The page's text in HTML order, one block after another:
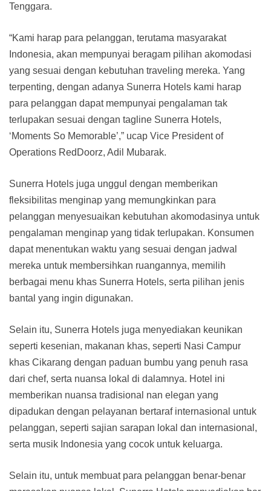
Tenggara.
“Kami harap para pelanggan, terutama masyarakat
Indonesia, akan mempunyai beragam pilihan akomodasi
yang sesuai dengan kebutuhan traveling mereka. Yang
terpenting, dengan adanya Sunerra Hotels kami harap
para pelanggan dapat mempunyai pengalaman tak
terlupakan sesuai dengan tagline Sunerra Hotels,
‘Moments So Memorable’,” ucap Vice President of
Operations RedDoorz, Adil Mubarak.
Sunerra Hotels juga unggul dengan memberikan
fleksibilitas menginap yang memungkinkan para
pelanggan menyesuaikan kebutuhan akomodasinya untuk
pengalaman menginap yang tidak terlupakan. Konsumen
dapat menentukan waktu yang sesuai dengan jadwal
mereka untuk membersihkan ruangannya, memilih
berbagai menu khas Sunerra Hotels, serta pilihan jenis
bantal yang ingin digunakan.
Selain itu, Sunerra Hotels juga menyediakan keunikan
seperti kesenian, makanan khas, seperti Nasi Campur
khas Cikarang dengan paduan bumbu yang penuh rasa
dari chef, serta nuansa lokal di dalamnya. Hotel ini
memberikan nuansa tradisional nan elegan yang
dipadukan dengan pelayanan bertaraf internasional untuk
pelanggan, seperti sajian sarapan lokal dan internasional,
serta musik Indonesia yang cocok untuk keluarga.
Selain itu, untuk membuat para pelanggan benar-benar